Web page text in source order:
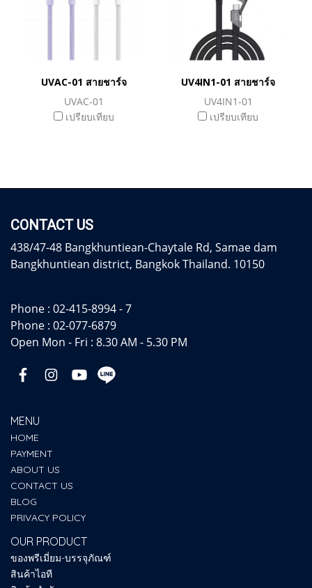
UVAC-01 สายชาร์จ
UVAC-01
เปรียบเทียบ
UV4IN1-01 สายชาร์จ
UV4IN1-01
เปรียบเทียบ
CONTACT US
438/47-48 Bangkhuntiean-Chaytale Rd, Samae dam
Bangkhuntiean district, Bangkok Thailand. 10150
Phone : 02-415-8994 - 7
Phone : 02-077-6879
Open Mon - Fri : 8.30 AM - 5.30 PM
MENU
HOME
PAYMENT
ABOUT US
CONTACT US
BLOG
PRIVACY POLICY
OUR PRODUCT
ของพรีเมี่ยม-บรรจุภัณฑ์
สินค้าไอที